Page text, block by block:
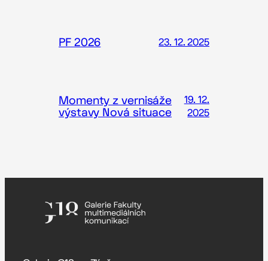
PF 2026 23. 12. 2025
Momenty z vernisáže
výstavy Nová situace
19. 12.
2025